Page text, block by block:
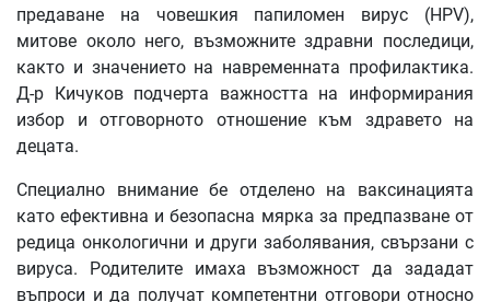
предаване на човешкия папиломен вирус (HPV),
митове около него, възможните здравни последици,
както и значението на навременната профилактика.
Д-р Кичуков подчерта важността на информирания
избор и отговорното отношение към здравето на
децата.
Специално внимание бе отделено на ваксинацията
като ефективна и безопасна мярка за предпазване от
редица онкологични и други заболявания, свързани с
вируса. Родителите имаха възможност да зададат
въпроси и да получат компетентни отговори относно